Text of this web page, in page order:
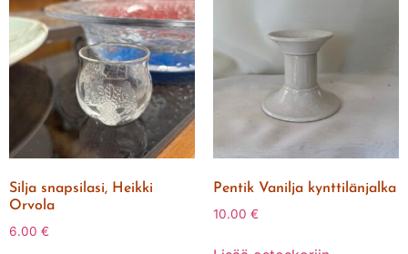
Silja snapsilasi, Heikki
Orvola
6.00 €
Pentik Vanilja kynttilänjalka
10.00 €